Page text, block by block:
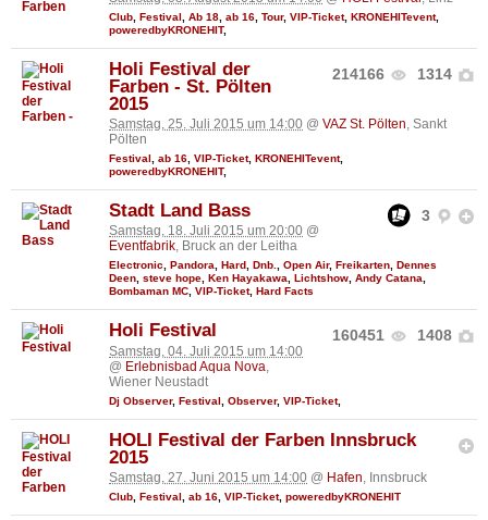
Club Festival Ab 18 ab 16 Tour, VIP-Ticket, KRONEHITevent,
poweredbyKRONEHIT,
214166 1314
Holi Festival der
Farben - St. Pölten
2015
Samstag, 25. Juli 2015 um 14:00 @ VAZ St. Pölten, Sankt
Pölten
Festival ab 16 VIP-Ticket, KRONEHITevent,
poweredbyKRONEHIT,
3
Stadt Land Bass
Samstag, 18. Juli 2015 um 20:00 @
Eventfabrik, Bruck an der Leitha
Electronic, Pandora, Hard, Dnb., Open Air, Freikarten, Dennes
Deen, steve hope, Ken Hayakawa, Lichtshow, Andy Catana,
Bombaman MC, VIP-Ticket, Hard Facts
160451 1408
Holi Festival
Samstag, 04. Juli 2015 um 14:00
@ Erlebnisbad Aqua Nova,
Wiener Neustadt
Dj Observer, Festival Observer, VIP-Ticket,
HOLI Festival der Farben Innsbruck
2015
Samstag, 27. Juni 2015 um 14:00 @ Hafen, Innsbruck
Club Festival ab 16 VIP-Ticket, poweredbyKRONEHIT